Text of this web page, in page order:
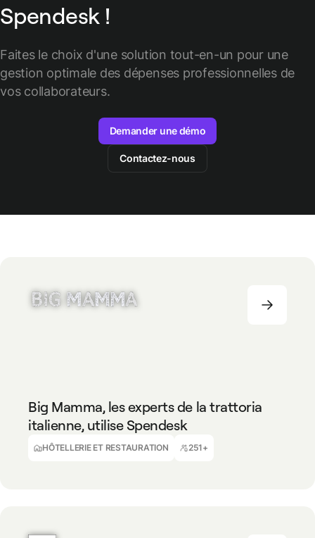
Spendesk !
Faites le choix d'une solution tout-en-un pour une
gestion optimale des dépenses professionnelles de
vos collaborateurs.
Demander une démo
Contactez-nous
Big Mamma, les experts de la trattoria
italienne, utilise Spendesk
HÔTELLERIE ET RESTAURATION 251+
Claire Hoden
Trésorière